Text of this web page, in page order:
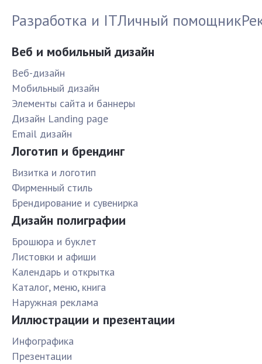
Разработка и ITЛичный помощник
Веб и мобильный дизайн
Веб-дизайн
Мобильный дизайн
Элементы сайта и баннеры
Дизайн Landing page
Email дизайн
Логотип и брендинг
Визитка и логотип
Фирменный стиль
Брендирование и сувенирка
Дизайн полиграфии
Брошюра и буклет
Листовки и афиши
Календарь и открытка
Каталог, меню, книга
Наружная реклама
Иллюстрации и презентации
Инфографика
Презентации